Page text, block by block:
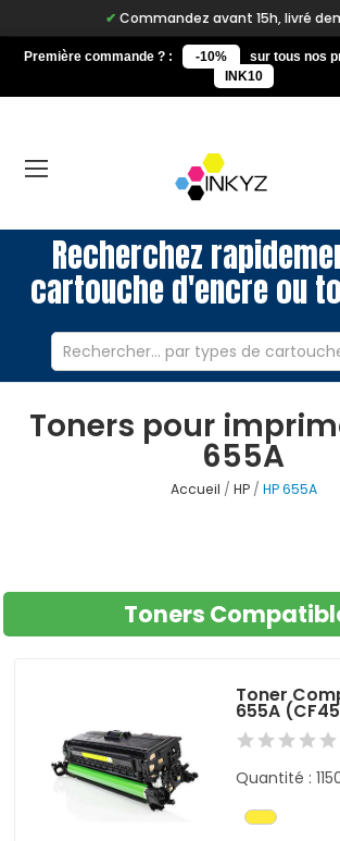
Commandez avant 15h, livré
Première commande ? : -10%
sur tous nos
INK10
Recherchez
cartouche d'encre ou
Toners pour
655A
Accueil HP HP 655A
Toners
Toner
655A
Quantité :